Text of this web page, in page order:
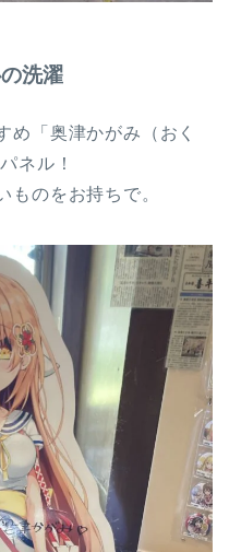
洗濯
め「奥津かがみ（おく
ネル！
ものをお持ちで。